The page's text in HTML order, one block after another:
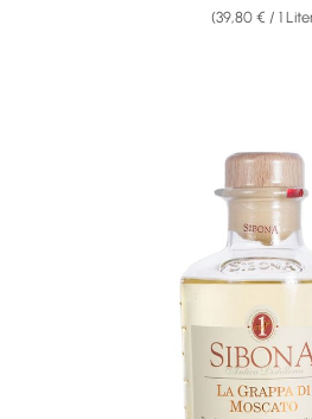
(39,80 € / 1